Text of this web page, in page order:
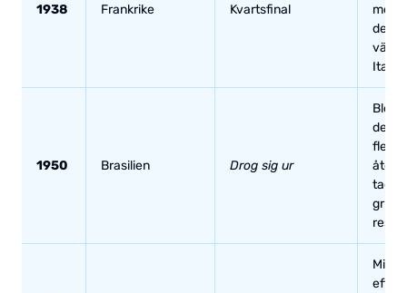
1938 Frankrike Kvartsfinal
men
de
1950 Brasilien Drog sig ur
Blev
delta
flera
efter